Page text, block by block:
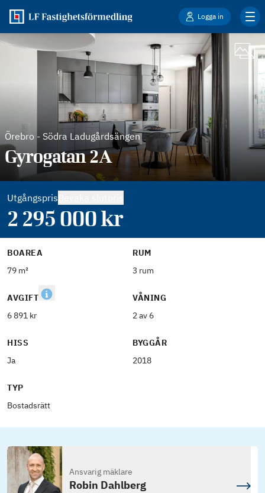
Logga in
Örebro - Södra Ladugårdsängen
Gyrogatan 2A
Utgångspris
2 295 000kr
BOAREA
79 m²
RUM
3 rum
AVGIFT
6 891 kr
VÅNING
2 av 6
HISS
Ja
BYGGÅR
2018
TYP
Bostadsrätt
Ansvarig mäklare
Robin Dahlberg